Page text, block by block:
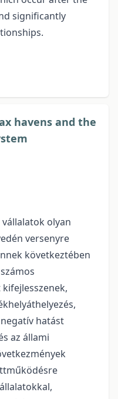
significantly
havens and the
olyan
versenyre
következtében
hatást
az állami